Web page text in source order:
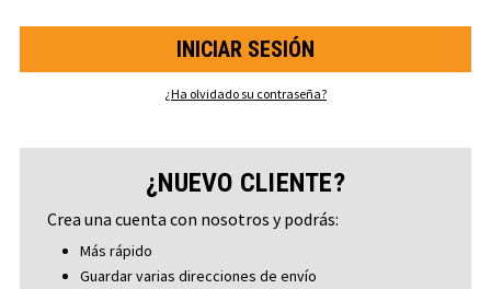
¿Ha olvidado su contraseña?
¿NUEVO CLIENTE?
Crea una cuenta con nosotros y podrás:
Más rápido
Guardar varias direcciones de envío